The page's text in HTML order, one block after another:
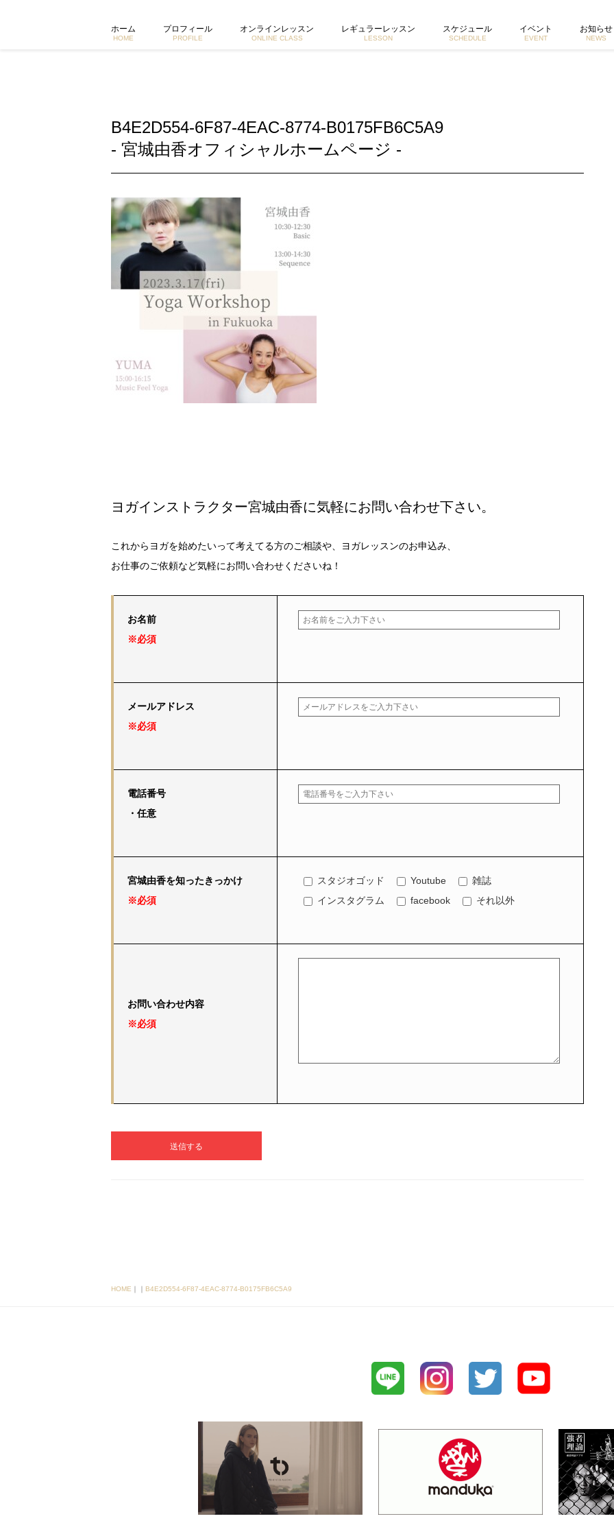
ホーム
HOME
プロフィール
PROFILE
オンラインレッスン
ONLINE CLASS
レギュラーレッスン
LESSON
スケジュール
SCHEDULE
イベント
EVENT
お知らせ
NEWS
B4E2D554-6F87-4EAC-8774-B0175FB6C5A9
- 宮城由香オフィシャルホームページ -
ヨガインストラクター宮城由香に気軽にお問い合わせ下さい。
これからヨガを始めたいって考えてる方のご相談や、ヨガレッスンのお申込み、
お仕事のご依頼など気軽にお問い合わせくださいね！
お名前
※必須
メールアドレス
※必須
電話番号
・任意
宮城由香を知ったきっかけ
※必須
スタジオゴッド Youtube
雑誌
インスタグラム
facebook それ以外
お問い合わせ内容
※必須
HOME ｜ ｜ B4E2D554-6F87-4EAC-8774-B0175FB6C5A9